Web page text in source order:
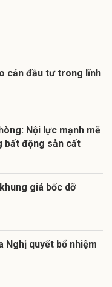
cản đầu tư trong lĩnh
Nội lực mạnh mẽ
bất động sản cất
giá bốc dỡ
Nghị quyết bổ nhiệm